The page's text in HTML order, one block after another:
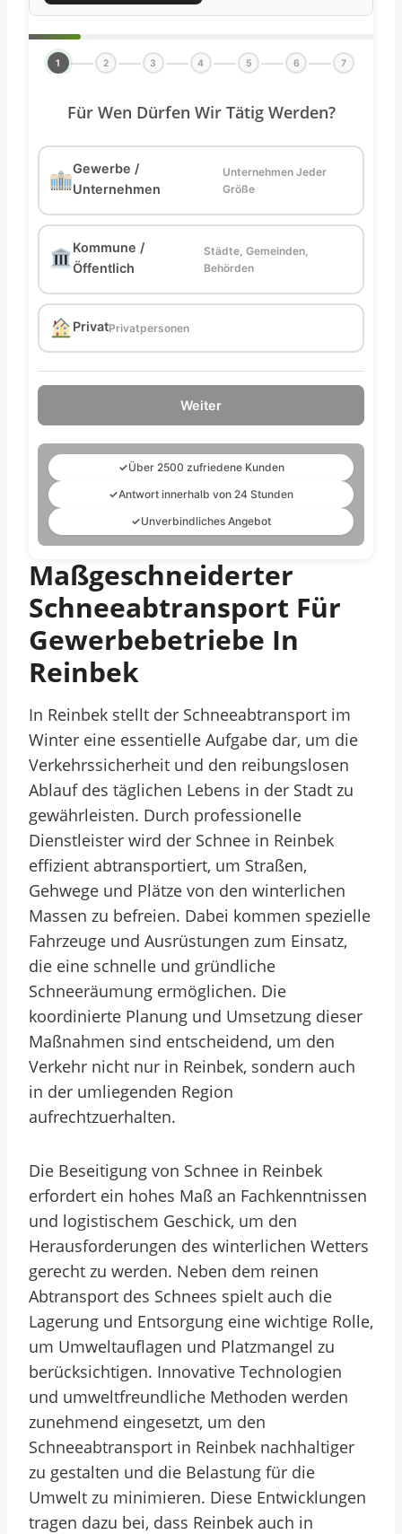
1 2 3 4 5 6 7
Für Wen Dürfen Wir Tätig Werden?
Gewerbe /
Unternehmen
Unternehmen Jeder
Größe
Kommune /
Öffentlich
Städte, Gemeinden,
Behörden
PrivatPrivatpersonen
Weiter
✓Über 2500 zufriedene Kunden
✓Antwort innerhalb von 24 Stunden
✓Unverbindliches Angebot
Maßgeschneiderter
Schneeabtransport Für
Gewerbebetriebe In
Reinbek
In Reinbek stellt der Schneeabtransport im
Winter eine essentielle Aufgabe dar, um die
Verkehrssicherheit und den reibungslosen
Ablauf des täglichen Lebens in der Stadt zu
gewährleisten. Durch professionelle
Dienstleister wird der Schnee in Reinbek
effizient abtransportiert, um Straßen,
Gehwege und Plätze von den winterlichen
Massen zu befreien. Dabei kommen spezielle
Fahrzeuge und Ausrüstungen zum Einsatz,
die eine schnelle und gründliche
Schneeräumung ermöglichen. Die
koordinierte Planung und Umsetzung dieser
Maßnahmen sind entscheidend, um den
Verkehr nicht nur in Reinbek, sondern auch
in der umliegenden Region
aufrechtzuerhalten.
Die Beseitigung von Schnee in Reinbek
erfordert ein hohes Maß an Fachkenntnissen
und logistischem Geschick, um den
Herausforderungen des winterlichen Wetters
gerecht zu werden. Neben dem reinen
Abtransport des Schnees spielt auch die
Lagerung und Entsorgung eine wichtige Rolle,
um Umweltauflagen und Platzmangel zu
berücksichtigen. Innovative Technologien
und umweltfreundliche Methoden werden
zunehmend eingesetzt, um den
Schneeabtransport in Reinbek nachhaltiger
zu gestalten und die Belastung für die
Umwelt zu minimieren. Diese Entwicklungen
tragen dazu bei, dass Reinbek auch in